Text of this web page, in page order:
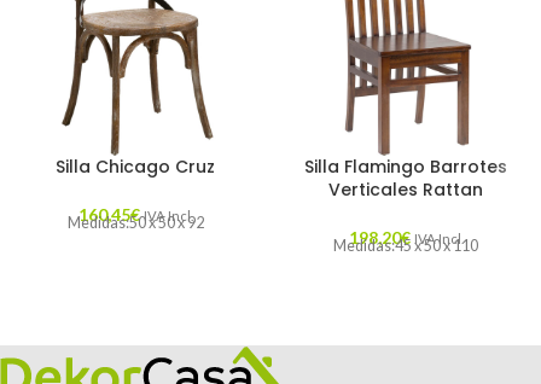
Silla Chicago Cruz
160,45€ IVA Incl.
Medidas:50 x 50 x 92
Silla Flamingo Barrotes
Verticales Rattan
198,20€ IVA Incl.
Medidas:45 x 50 x 110